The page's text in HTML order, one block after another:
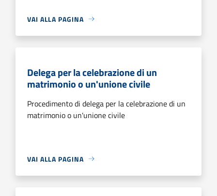
VAI ALLA PAGINA
Delega per la celebrazione di un
matrimonio o un'unione civile
Procedimento di delega per la celebrazione di un
matrimonio o un'unione civile
VAI ALLA PAGINA